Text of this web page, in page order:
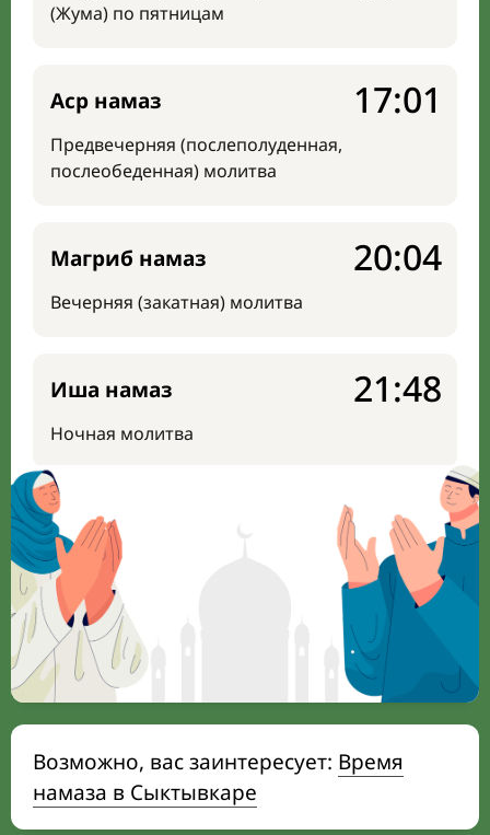
(Жума) по пятницам
Аср намаз
Предвечерняя (послеполуденная,
послеобеденная) молитва
17:01
Магриб намаз
Вечерняя (закатная) молитва
20:04
Иша намаз
Ночная молитва
21:48
Возможно, вас заинтересует: Время
намаза в Сыктывкаре